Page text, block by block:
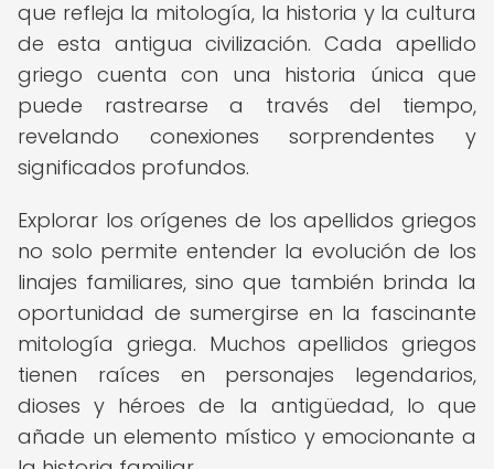
que refleja la mitología, la historia y la cultura
de esta antigua civilización. Cada apellido
griego cuenta con una historia única que
puede rastrearse a través del tiempo,
revelando conexiones sorprendentes y
significados profundos.
Explorar los orígenes de los apellidos griegos
no solo permite entender la evolución de los
linajes familiares, sino que también brinda la
oportunidad de sumergirse en la fascinante
mitología griega. Muchos apellidos griegos
tienen raíces en personajes legendarios,
dioses y héroes de la antigüedad, lo que
añade un elemento místico y emocionante a